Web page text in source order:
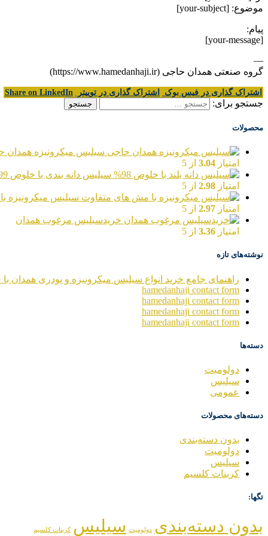
موضوع: [your-subject]
پیام:
[your-message]
—
گروه صنعتی همدان حاجی (https://www.hamedanhaji.ir)
اشتراک گذاری در فیس بوک اشتراک گذاری در توییتر Share on LinkedIn
جستجو برای:
محصولات
سیلیس میکرونیزه همدان
امتیاز 3.04 از 5
سیلیس دانه بندی با خلوص 99%
امتیاز 2.98 از 5
سیلیس میکرونیزه
امتیاز 2.97 از 5
خریدسیلیس مرغوب همدان
امتیاز 3.36 از 5
نوشته‌های تازه
راهنمای جامع خرید انواع سیلیس میکرونیزه و پودری همدان با
hamedanhaji contact form
hamedanhaji contact form
hamedanhaji contact form
hamedanhaji contact form
دسته‌ها
دولومیت
سیلیس
عمومی
دسته‌های محصولات
بدون دسته‌بندی
دولومیت
سیلیس
کربنات کلسیم
تگها:
بدون دسته‌بندی دولومیت سیلیس کربنات کلسیم